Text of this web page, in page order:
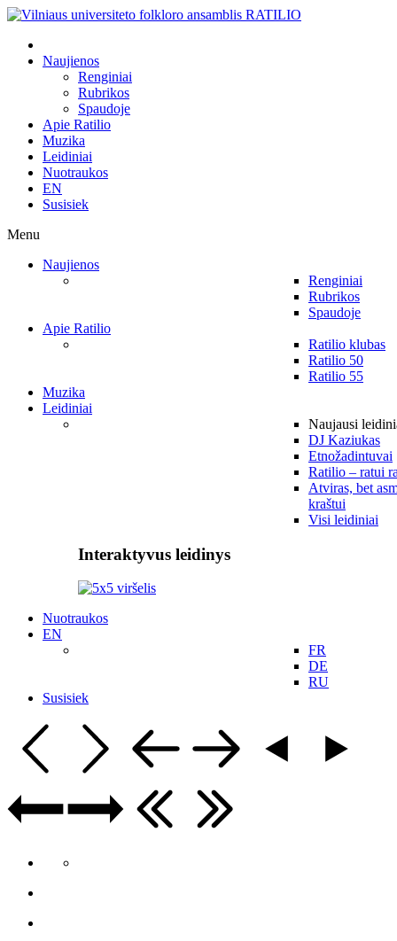
Naujienos
Renginiai
Rubrikos
Spaudoje
Apie Ratilio
Muzika
Leidiniai
Nuotraukos
EN
Susisiek
Menu
Naujienos
Renginiai
Rubrikos
Spaudoje
Apie Ratilio
Ratilio klubas
Ratilio 50
Ratilio 55
Muzika
Leidiniai
Naujausi
DJ Kaziukas
Etnožadintuvai
Ratilio – ratui
Atviras, bet
kraštui
Visi leidiniai
Interaktyvus leidinys
Nuotraukos
EN
FR
DE
RU
Susisiek